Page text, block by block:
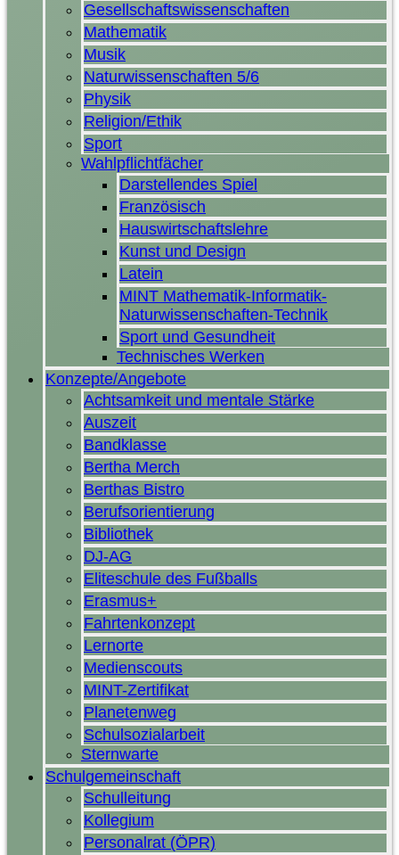
Gesellschaftswissenschaften
Mathematik
Musik
Naturwissenschaften 5/6
Physik
Religion/Ethik
Sport
Wahlpflichtfächer
Darstellendes Spiel
Französisch
Hauswirtschaftslehre
Kunst und Design
Latein
MINT Mathematik-Informatik-
Naturwissenschaften-Technik
Sport und Gesundheit
Technisches Werken
Konzepte/Angebote
Achtsamkeit und mentale Stärke
Auszeit
Bandklasse
Bertha Merch
Berthas Bistro
Berufsorientierung
Bibliothek
DJ-AG
Eliteschule des Fußballs
Erasmus+
Fahrtenkonzept
Lernorte
Medienscouts
MINT-Zertifikat
Planetenweg
Schulsozialarbeit
Sternwarte
Schulgemeinschaft
Schulleitung
Kollegium
Personalrat (ÖPR)